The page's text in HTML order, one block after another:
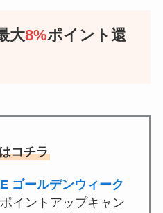
大8%ポイント還
コチラ
ゴールデンウィーク
イントアップキャン